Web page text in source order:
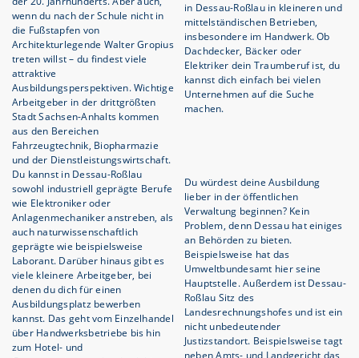
wenn du nach der Schule nicht in
die Fußstapfen von
Architekturlegende Walter Gropius
treten willst – du findest viele
attraktive
Ausbildungsperspektiven. Wichtige
Arbeitgeber in der drittgrößten
Stadt Sachsen-Anhalts kommen
aus den Bereichen
Fahrzeugtechnik, Biopharmazie
und der Dienstleistungswirtschaft.
Du kannst in Dessau-Roßlau
sowohl industriell geprägte Berufe
wie Elektroniker oder
Anlagenmechaniker anstreben, als
auch naturwissenschaftlich
geprägte wie beispielsweise
Laborant. Darüber hinaus gibt es
viele kleinere Arbeitgeber, bei
denen du dich für einen
Ausbildungsplatz bewerben
kannst. Das geht vom Einzelhandel
über Handwerksbetriebe bis hin
zum Hotel- und
in Dessau-Roßlau in kleineren und
mittelständischen Betrieben,
insbesondere im Handwerk. Ob
Dachdecker, Bäcker oder
Elektriker dein Traumberuf ist, du
kannst dich einfach bei vielen
Unternehmen auf die Suche
machen.
Du würdest deine Ausbildung
lieber in der öffentlichen
Verwaltung beginnen? Kein
Problem, denn Dessau hat einiges
an Behörden zu bieten.
Beispielsweise hat das
Umweltbundesamt hier seine
Hauptstelle. Außerdem ist Dessau-
Roßlau Sitz des
Landesrechnungshofes und ist ein
nicht unbedeutender
Justizstandort. Beispielsweise tagt
neben Amts- und Landgericht das